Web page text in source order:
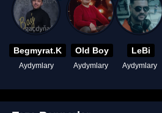
Begmyrat.K
Aydymlary
Old Boy
Aydymlary
LeBi
Aydymlary